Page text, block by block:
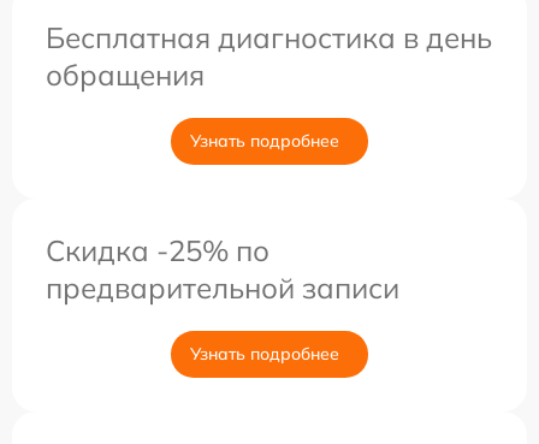
Бесплатная диагностика в день
обращения
Узнать подробнее
Скидка -25% по
предварительной записи
Узнать подробнее